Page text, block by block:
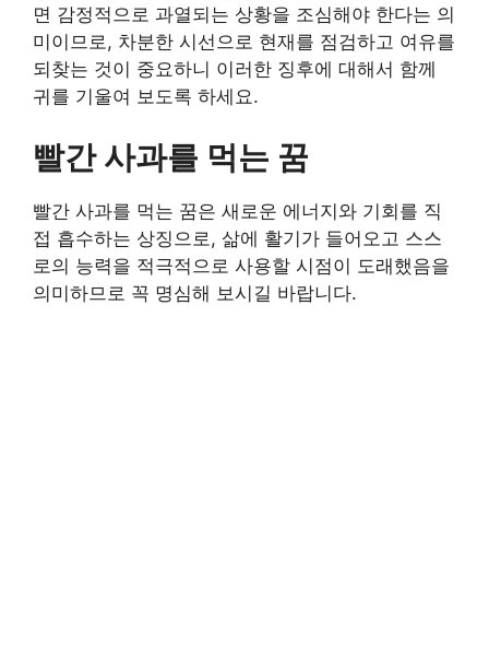
면 감정적으로 과열되는 상황을 조심해야 한다는 의
미이므로, 차분한 시선으로 현재를 점검하고 여유를
되찾는 것이 중요하니 이러한 징후에 대해서 함께
귀를 기울여 보도록 하세요.
빨간 사과를 먹는 꿈
빨간 사과를 먹는 꿈은 새로운 에너지와 기회를 직
접 흡수하는 상징으로, 삶에 활기가 들어오고 스스
로의 능력을 적극적으로 사용할 시점이 도래했음을
의미하므로 꼭 명심해 보시길 바랍니다.